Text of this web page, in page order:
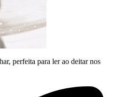
perfeita para ler ao deitar nos